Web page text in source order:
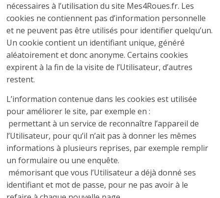
nécessaires à l’utilisation du site Mes4Roues.fr. Les
cookies ne contiennent pas d’information personnelle
et ne peuvent pas être utilisés pour identifier quelqu’un.
Un cookie contient un identifiant unique, généré
aléatoirement et donc anonyme. Certains cookies
expirent à la fin de la visite de l’Utilisateur, d’autres
restent.
L’information contenue dans les cookies est utilisée
pour améliorer le site, par exemple en :
 permettant à un service de reconnaître l’appareil de
l’Utilisateur, pour qu’il n’ait pas à donner les mêmes
informations à plusieurs reprises, par exemple remplir
un formulaire ou une enquête.
 mémorisant que vous l’Utilisateur a déjà donné ses
identifiant et mot de passe, pour ne pas avoir à le